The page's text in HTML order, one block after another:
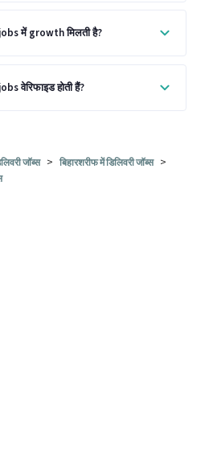
में growth मिलती है?
वेरिफाइड होती हैं?
जॉब्स > बिहारशरीफ में डिलिवरी जॉब्स >